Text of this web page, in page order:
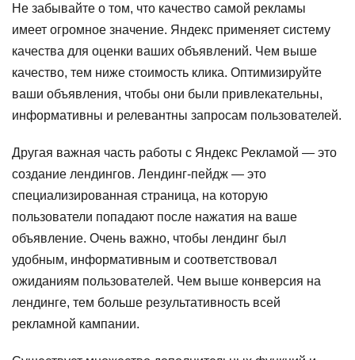
Не забывайте о том, что качество самой рекламы
имеет огромное значение. Яндекс применяет систему
качества для оценки ваших объявлений. Чем выше
качество, тем ниже стоимость клика. Оптимизируйте
ваши объявления, чтобы они были привлекательны,
информативны и релевантны запросам пользователей.
Другая важная часть работы с Яндекс Рекламой — это
создание лендингов. Лендинг-пейдж — это
специализированная страница, на которую
пользователи попадают после нажатия на ваше
объявление. Очень важно, чтобы лендинг был
удобным, информативным и соответствовал
ожиданиям пользователей. Чем выше конверсия на
лендинге, тем больше результативность всей
рекламной кампании.